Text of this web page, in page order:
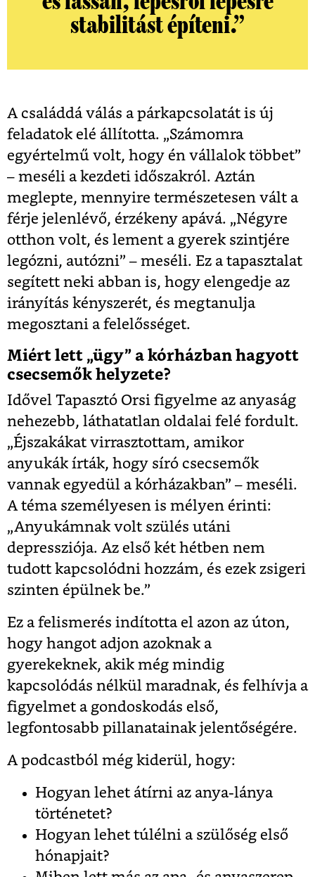
stabilitást építeni.”
A családdá válás a párkapcsolatát is új
feladatok elé állította. „Számomra
egyértelmű volt, hogy én vállalok többet”
– meséli a kezdeti időszakról. Aztán
meglepte, mennyire természetesen vált a
férje jelenlévő, érzékeny apává. „Négyre
otthon volt, és lement a gyerek szintjére
legózni, autózni” – meséli. Ez a tapasztalat
segített neki abban is, hogy elengedje az
irányítás kényszerét, és megtanulja
megosztani a felelősséget.
Miért lett „ügy” a kórházban hagyott
csecsemők helyzete?
Idővel Tapasztó Orsi figyelme az anyaság
nehezebb, láthatatlan oldalai felé fordult.
„Éjszakákat virrasztottam, amikor
anyukák írták, hogy síró csecsemők
vannak egyedül a kórházakban” – meséli.
A téma személyesen is mélyen érinti:
„Anyukámnak volt szülés utáni
depressziója. Az első két hétben nem
tudott kapcsolódni hozzám, és ezek zsigeri
szinten épülnek be.”
Ez a felismerés indította el azon az úton,
hogy hangot adjon azoknak a
gyerekeknek, akik még mindig
kapcsolódás nélkül maradnak, és felhívja a
figyelmet a gondoskodás első,
legfontosabb pillanatainak jelentőségére.
A podcastból még kiderül, hogy:
Hogyan lehet átírni az anya-lánya
történetet?
Hogyan lehet túlélni a szülőség első
hónapjait?